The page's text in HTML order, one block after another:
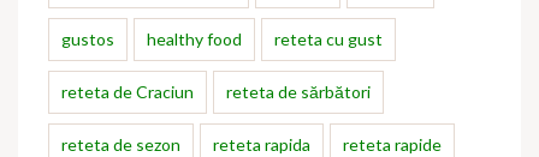
gustos healthy food reteta cu gust
reteta de Craciun reteta de sărbători
reteta de sezon reteta rapida reteta rapide